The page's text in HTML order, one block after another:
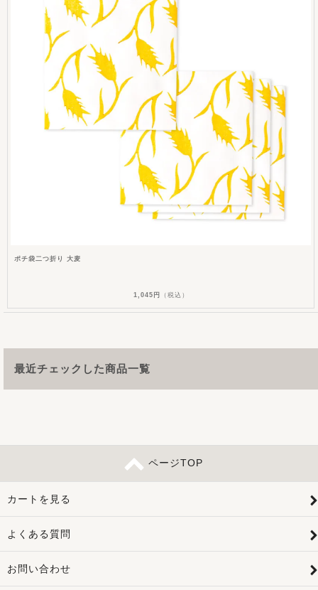
ポチ袋二つ折り 大麦
1,045円 （税込）
最近チェックした商品一覧
ページTOP
カートを見る
よくある質問
お問い合わせ